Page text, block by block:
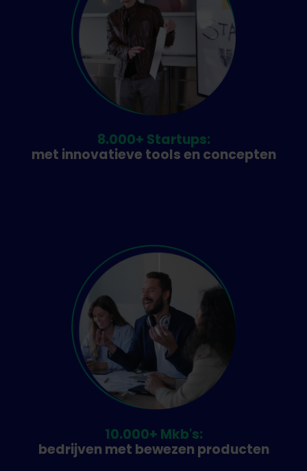
8.000+ Startups:
met innovatieve tools en concepten
10.000+ Mkb's:
bedrijven met bewezen producten